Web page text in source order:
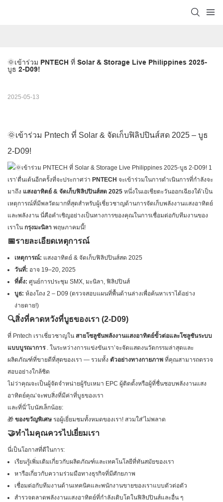
🌞เข้าร่วม PNTECH ที่ Solar & Storage Live Philippines 2025-
บูธ 2-D09!
2025-05-13
🌞เข้าร่วม Pntech ที่ Solar & จัดเก็บฟิลิปปินส์สด 2025 – บูธ
2-D09!
เรา’ตื่นเต้นอีกครั้งที่จะประกาศว่า PNTECH จะเข้าร่วมในการดำเนินการที่กำลังจะ
มาถึง แสงอาทิตย์ & จัดเก็บฟิลิปปินส์สด 2025 หนึ่งในเอเชียตะวันออกเฉียงใต้’เป็น
เหตุการณ์ที่มีพลวัตมากที่สุดสำหรับผู้เชี่ยวชาญด้านการจัดเก็บพลังงานแสงอาทิตย์
และพลังงาน นี่คือคำเชิญอย่างเป็นทางการของคุณในการเชื่อมต่อกับทีมงานของ
เราใน กรุงมะนิลา พฤษภาคมนี้!
📅รายละเอียดเหตุการณ์
เหตุการณ์: แสงอาทิตย์ & จัดเก็บฟิลิปปินส์สด 2025
วันที่: อาจ 19–20, 2025
ที่ตั้ง:ศูนย์การประชุม SMX, มะนิลา, ฟิลิปปินส์
บูธ:ห้องโถง 2 – D09 (ตรวจสอบแผนที่พื้นด้านล่างเพื่อค้นหาเราได้อย่าง
ง่ายดาย!)
🔍สิ่งที่คาดหวังที่บูธของเรา (2-D09)
ที่ Pntech เราเชี่ยวชาญใน สายโซลูชันพลังงานแสงอาทิตย์ขั้วต่อและโซลูชันระบบ
แบบบูรณาการ . ในระหว่างการแข่งขันเรา’จะจัดแสดงนวัตกรรมล่าสุดและ
ผลิตภัณฑ์ที่ขายดีที่สุดของเรา — รวมทั้ง ตัวอย่างทางกายภาพ ที่คุณสามารถตรวจ
สอบอย่างใกล้ชิด
ไม่ว่าคุณจะเป็นผู้จัดจำหน่ายผู้รับเหมา EPC ผู้ติดตั้งหรือผู้ที่ชื่นชอบพลังงานแสง
อาทิตย์คุณ’จะพบสิ่งที่มีค่าที่บูธของเรา
และที่นี่’โบนัสเล็กน้อย:
🎁 ของขวัญพิเศษ รอผู้เยี่ยมชมทั้งหมดของเรา! สวมใส่’ไม่พลาด
🤝ทำไมคุณควรไปเยี่ยมเรา
นี่เป็นโอกาสที่ดีในการ:
เรียนรู้เพิ่มเติมเกี่ยวกับผลิตภัณฑ์และเทคโนโลยีที่ทันสมัยของเรา
หารือเกี่ยวกับความร่วมมือทางธุรกิจที่มีศักยภาพ
เชื่อมต่อกับทีมงานด้านเทคนิคและพนักงานขายของเราแบบตัวต่อตัว
สำรวจตลาดพลังงานแสงอาทิตย์ที่กำลังเติบโตในฟิลิปปินส์และอื่น ๆ